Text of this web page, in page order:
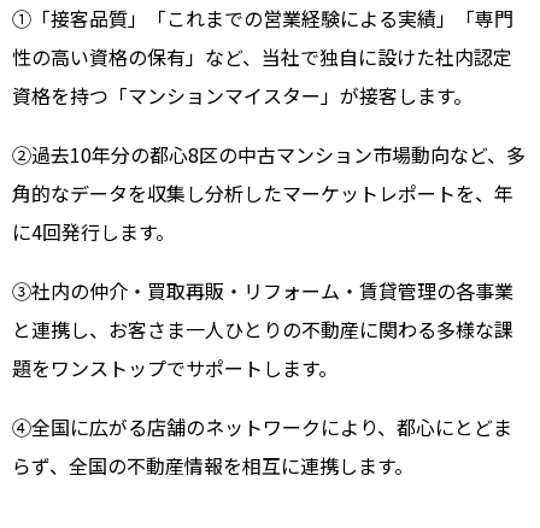
①「接客品質」「これまでの営業経験による実績」「専門
性の高い資格の保有」など、当社で独自に設けた社内認定
資格を持つ「マンションマイスター」が接客します。
②過去10年分の都心8区の中古マンション市場動向など、多
角的なデータを収集し分析したマーケットレポートを、年
に4回発行します。
③社内の仲介・買取再販・リフォーム・賃貸管理の各事業
と連携し、お客さま一人ひとりの不動産に関わる多様な課
題をワンストップでサポートします。
④全国に広がる店舗のネットワークにより、都心にとどま
らず、全国の不動産情報を相互に連携します。